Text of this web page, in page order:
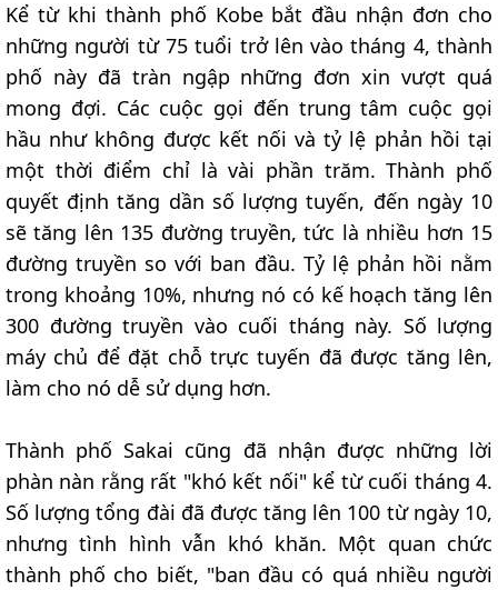
Kể từ khi thành phố Kobe bắt đầu nhận đơn cho
những người từ 75 tuổi trở lên vào tháng 4, thành
phố này đã tràn ngập những đơn xin vượt quá
mong đợi. Các cuộc gọi đến trung tâm cuộc gọi
hầu như không được kết nối và tỷ lệ phản hồi tại
một thời điểm chỉ là vài phần trăm. Thành phố
quyết định tăng dần số lượng tuyến, đến ngày 10
sẽ tăng lên 135 đường truyền, tức là nhiều hơn 15
đường truyền so với ban đầu. Tỷ lệ phản hồi nằm
trong khoảng 10%, nhưng nó có kế hoạch tăng lên
300 đường truyền vào cuối tháng này. Số lượng
máy chủ để đặt chỗ trực tuyến đã được tăng lên,
làm cho nó dễ sử dụng hơn.
Thành phố Sakai cũng đã nhận được những lời
phàn nàn rằng rất "khó kết nối" kể từ cuối tháng 4.
Số lượng tổng đài đã được tăng lên 100 từ ngày 10,
nhưng tình hình vẫn khó khăn. Một quan chức
thành phố cho biết, "ban đầu có quá nhiều người